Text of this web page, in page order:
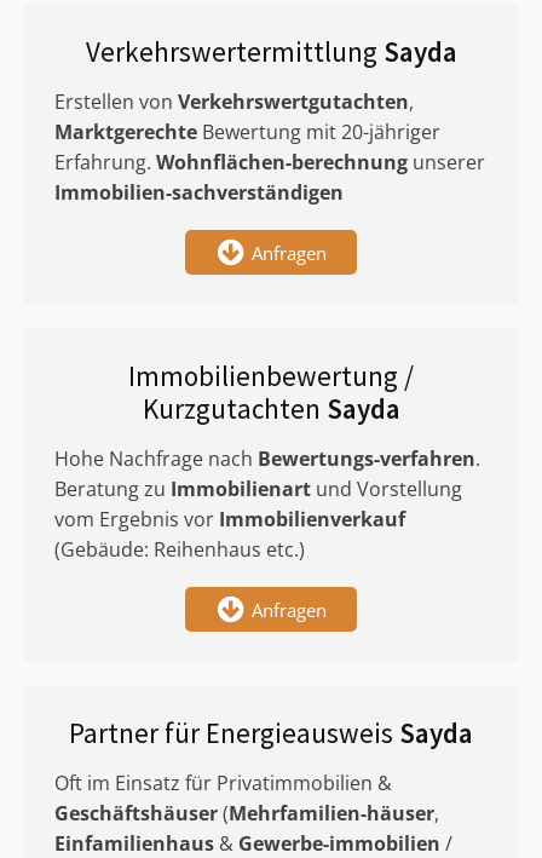
Verkehrswertermittlung Sayda
Erstellen von Verkehrswertgutachten,
Marktgerechte Bewertung mit 20-jähriger
Erfahrung. Wohnflächen-berechnung unserer
Immobilien-sachverständigen
Anfragen
Immobilienbewertung /
Kurzgutachten Sayda
Hohe Nachfrage nach Bewertungs-verfahren.
Beratung zu Immobilienart und Vorstellung
vom Ergebnis vor Immobilienverkauf
(Gebäude: Reihenhaus etc.)
Anfragen
Partner für Energieausweis Sayda
Oft im Einsatz für Privatimmobilien &
Geschäftshäuser(Mehrfamilien-häuser,
Einfamilienhaus & Gewerbe-immobilien /